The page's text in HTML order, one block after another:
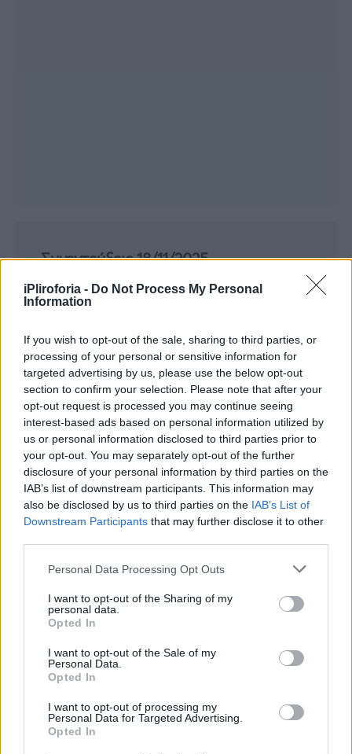
iPliroforia - Do Not Process My Personal
Information
If you wish to opt-out of the sale, sharing to third parties, or
processing of your personal or sensitive information for
targeted advertising by us, please use the below opt-out
section to confirm your selection. Please note that after your
opt-out request is processed you may continue seeing
interest-based ads based on personal information utilized by
us or personal information disclosed to third parties prior to
your opt-out. You may separately opt-out of the further
disclosure of your personal information by third parties on the
IAB’s list of downstream participants. This information may
also be disclosed by us to third parties on the IAB’s List of
Downstream Participants that may further disclose it to other
Personal Data Processing Opt Outs
I want to opt-out of the Sharing of my
personal data.
Opted In
I want to opt-out of the Sale of my
Personal Data.
Opted In
I want to opt-out of processing my
Personal Data for Targeted Advertising.
Opted In
Συνεντεύξεις 18/11/2025
Δήμητρα Δερζέκου: «Λέω τη δική μου
αλήθεια»
Συνεντεύξεις 18/11/2025
Τζεφ Μοντάνα: «Κανένας δεν μπορεί
να σου πει ποιος είσαι»